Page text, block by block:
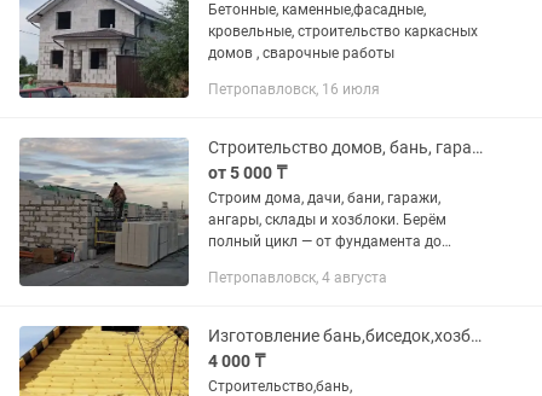
Бетонные, каменные,фасадные,
кровельные, строительство каркасных
домов , сварочные работы
Петропавловск, 16 июля
Строительство домов, бань, гаражей, ангаров
от 5 000 ₸
Строим дома, дачи, бани, гаражи,
ангары, склады и хозблоки. Берём
полный цикл — от фундамента до
— чтобы было тепло — чтобы не было
Петропавловск, 4 августа
Изготовление бань,биседок,хозблоков,от, фундамента,до крыши
4 000 ₸
Строительство,бань,